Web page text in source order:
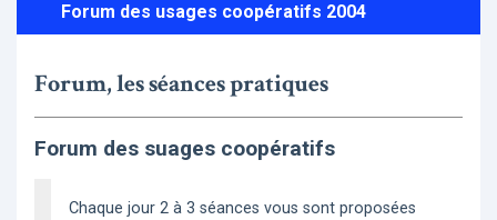
Forum des usages coopératifs 2004
Forum, les séances pratiques
Forum des suages coopératifs
Chaque jour 2 à 3 séances vous sont proposées